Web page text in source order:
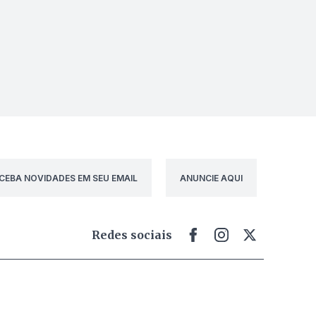
NOVIDADES EM SEU EMAIL ANUNCIE AQUI
Redes sociais